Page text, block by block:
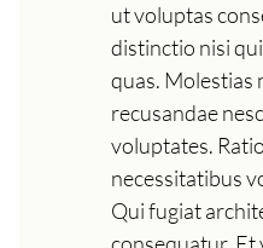
ut voluptas
distinctio nisi
quas. Molestias
recusandae
voluptates.
necessitatibus
Qui fugiat